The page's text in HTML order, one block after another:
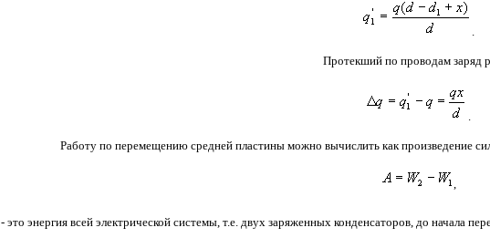
.
Протекший по проводам заряд
.
Работу по перемещению средней пластины можно вычислить как произведение
,
- это энергия всей электрической системы, т.е. двух заряженных конденсаторов, до начала